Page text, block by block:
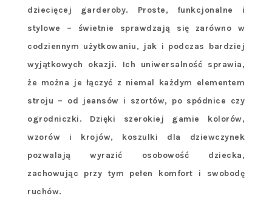
dziecięcej garderoby. Proste, funkcjonalne i
stylowe – świetnie sprawdzają się zarówno w
codziennym użytkowaniu, jak i podczas bardziej
wyjątkowych okazji. Ich uniwersalność sprawia,
że można je łączyć z niemal każdym elementem
stroju – od jeansów i szortów, po spódnice czy
ogrodniczki. Dzięki szerokiej gamie kolorów,
wzorów i krojów, koszulki dla dziewczynek
pozwalają wyrazić osobowość dziecka,
zachowując przy tym pełen komfort i swobodę
ruchów.